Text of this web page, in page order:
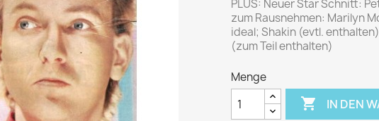
Programmhefte Rennen
PS das Sport Motorrad
TOURENFAHRER
PLUS: Neuer Star Schnitt:
zum Rausnehmen: Marilyn
ideal; Shakin (evtl.
(zum Teil enthalten)
Menge
 IN DEN